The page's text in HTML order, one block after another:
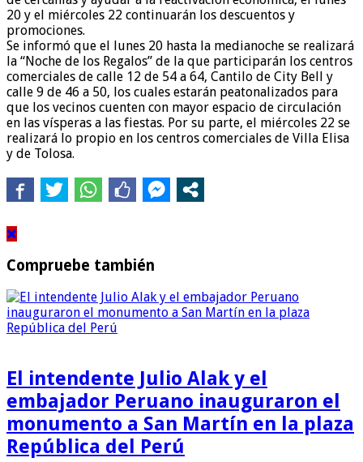
20 y el miércoles 22 continuarán los descuentos y
promociones.
Se informó que el lunes 20 hasta la medianoche se realizará
la “Noche de los Regalos” de la que participarán los centros
comerciales de calle 12 de 54 a 64, Cantilo de City Bell y
calle 9 de 46 a 50, los cuales estarán peatonalizados para
que los vecinos cuenten con mayor espacio de circulación
en las vísperas a las fiestas. Por su parte, el miércoles 22 se
realizará lo propio en los centros comerciales de Villa Elisa
y de Tolosa.
Compruebe también
El intendente Julio Alak y el
embajador Peruano inauguraron el
monumento a San Martín en la plaza
República del Perú